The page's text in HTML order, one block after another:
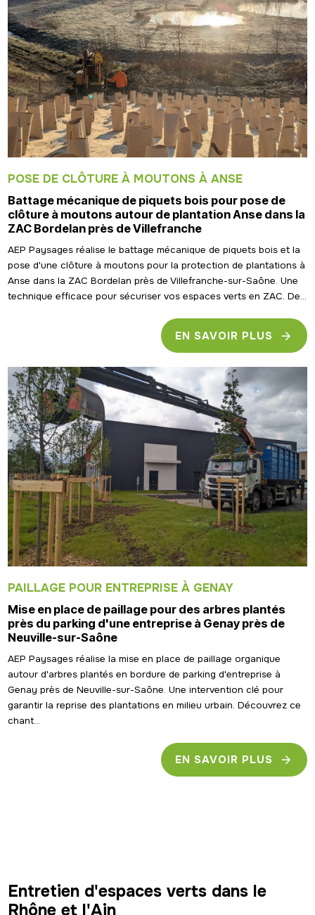
POSE DE CLÔTURE À MOUTONS À ANSE
Battage mécanique de piquets bois pour pose de
clôture à moutons autour de plantation Anse dans la
ZAC Bordelan près de Villefranche
AEP Paysages réalise le battage mécanique de piquets bois et la
pose d'une clôture à moutons pour la protection de plantations à
Anse dans la ZAC Bordelan près de Villefranche-sur-Saône. Une
technique efficace pour sécuriser vos espaces verts en ZAC. De...
EN SAVOIR PLUS
PAILLAGE POUR ENTREPRISE À GENAY
Mise en place de paillage pour des arbres plantés
près du parking d'une entreprise à Genay près de
Neuville-sur-Saône
AEP Paysages réalise la mise en place de paillage organique
autour d'arbres plantés en bordure de parking d'entreprise à
Genay près de Neuville-sur-Saône. Une intervention clé pour
garantir la reprise des plantations en milieu urbain. Découvrez ce
chant...
EN SAVOIR PLUS
Entretien d'espaces verts dans le
Rhône et l'Ain